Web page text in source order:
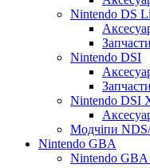
Nintendo DS
Nintendo DSI
Nintendo DSI
Модчіпи
Nintendo GBA
Nintendo GBA